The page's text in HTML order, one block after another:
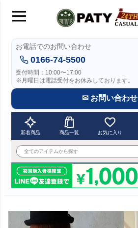
お電話でのお問い合わせ
0166-74-5500
受付時間：10:00〜17:00
※月曜日は電話受付をお休みしております。
✉ お問い合わせ
新着商品 商品一覧 お気に入り